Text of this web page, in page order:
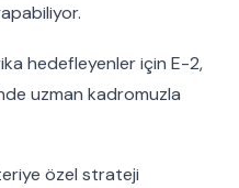
hedefleyenler için E-2,
uzman kadromuzla
özel strateji